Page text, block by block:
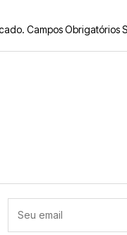
Campos Obrigatórios